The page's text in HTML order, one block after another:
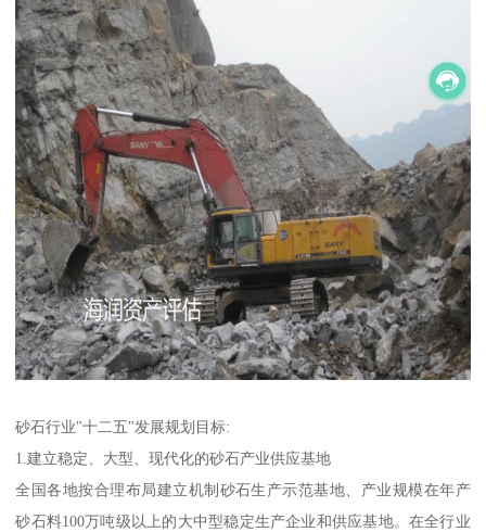
砂石行业"十二五"发展规划目标:
1.建立稳定、大型、现代化的砂石产业供应基地
全国各地按合理布局建立机制砂石生产示范基地、产业规模在年产
砂石料100万吨级以上的大中型稳定生产企业和供应基地。在全行业